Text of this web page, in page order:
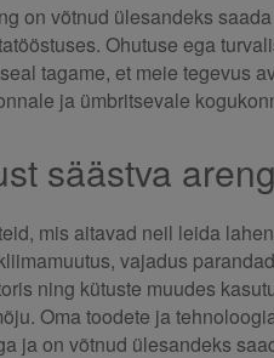
on võtnud ülesandeks
Ohutuse ega
tagame, et meie tegevus
ja ümbritsevale
säästva
mis aitavad neil leida
vajadus
ning kütuste muudes
Oma toodete ja
ja on võtnud ülesandeks